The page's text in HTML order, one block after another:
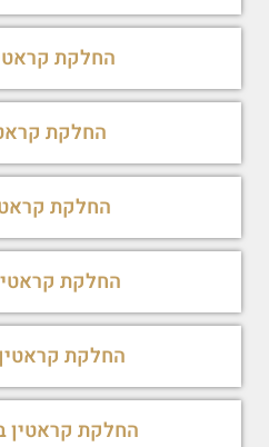
החלקת
החלקת
החלקת
החלקת
החלקת
החלקת קראטין